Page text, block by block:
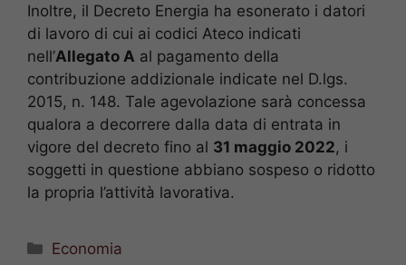
Inoltre, il Decreto Energia ha esonerato i datori
di lavoro di cui ai codici Ateco indicati
nell’Allegato A al pagamento della
contribuzione addizionale indicate nel D.lgs.
2015, n. 148. Tale agevolazione sarà concessa
qualora a decorrere dalla data di entrata in
vigore del decreto fino al 31 maggio 2022, i
soggetti in questione abbiano sospeso o ridotto
la propria l’attività lavorativa.
Categorie
Economia